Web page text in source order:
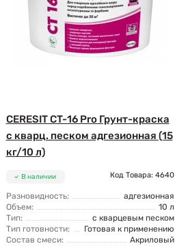
CERESIT CT-16 Pro Грунт-краска
с кварц. песком адгезионная (15
кг/10 л)
В наличии Код Товара: 4640
Разновидность:
адгезионная
Объем:
10 л
Тип:
с кварцевым песком
Тип готовности:
Готовая к применению
Состав смеси:
Акриловый